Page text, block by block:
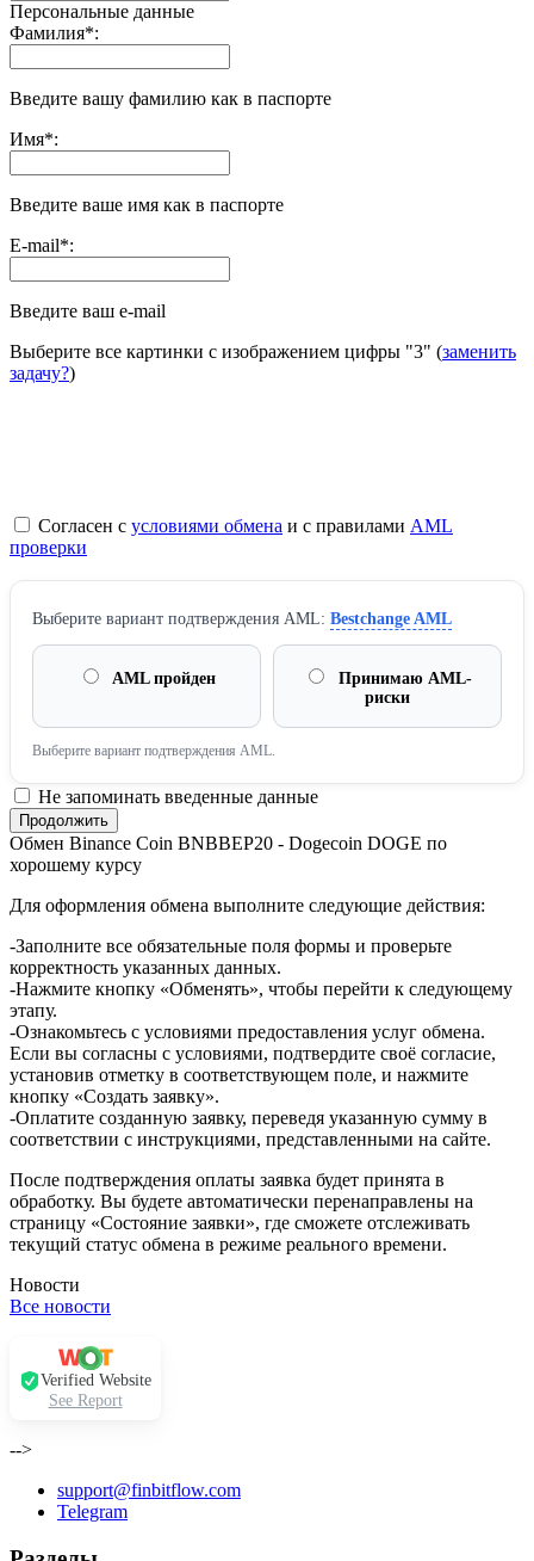
Персональные данные
Фамилия*:
Введите вашу фамилию как в паспорте
Имя*:
Введите ваше имя как в паспорте
E-mail*:
Введите ваш e-mail
Выберите все картинки с изображением цифры "3" (заменить
задачу?)
Согласен с условиями обмена и с правилами AML
проверки
Выберите вариант подтверждения AML: Bestchange AML
AML пройден
Принимаю AML-
риски
Выберите вариант подтверждения AML.
Не запоминать введенные данные
Обмен Binance Coin BNBBEP20 - Dogecoin DOGE по
хорошему курсу
Для оформления обмена выполните следующие действия:
-Заполните все обязательные поля формы и проверьте
корректность указанных данных.
-Нажмите кнопку «Обменять», чтобы перейти к следующему
этапу.
-Ознакомьтесь с условиями предоставления услуг обмена.
Если вы согласны с условиями, подтвердите своё согласие,
установив отметку в соответствующем поле, и нажмите
кнопку «Создать заявку».
-Оплатите созданную заявку, переведя указанную сумму в
соответствии с инструкциями, представленными на сайте.
После подтверждения оплаты заявка будет принята в
обработку. Вы будете автоматически перенаправлены на
страницу «Состояние заявки», где сможете отслеживать
текущий статус обмена в режиме реального времени.
Новости
Все новости
Verified Website
See Report
-->
support@finbitflow.com
Telegram